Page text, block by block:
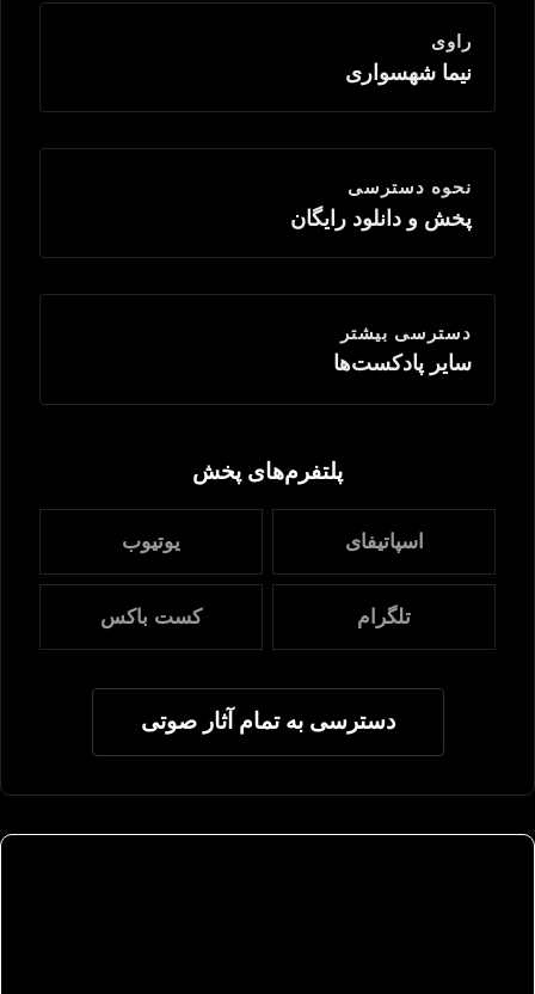
راوی
نیما شهسواری
نحوه دسترسی
پخش و دانلود رایگان
دسترسی بیشتر
سایر پادکست‌ها
پلتفرم‌های پخش
اسپاتیفای یوتیوب
تلگرام کست باکس
دسترسی به تمام آثار صوتی